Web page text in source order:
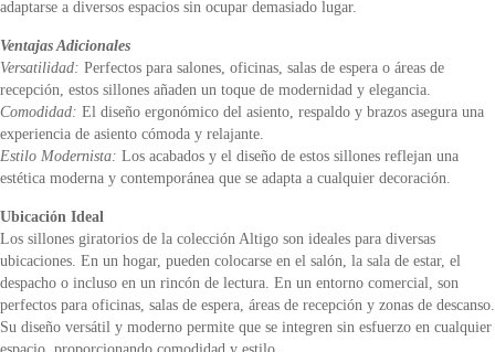
adaptarse a diversos espacios sin ocupar demasiado lugar.
Ventajas Adicionales
Versatilidad: Perfectos para salones, oficinas, salas de espera o áreas de
recepción, estos sillones añaden un toque de modernidad y elegancia.
Comodidad: El diseño ergonómico del asiento, respaldo y brazos asegura una
experiencia de asiento cómoda y relajante.
Estilo Modernista: Los acabados y el diseño de estos sillones reflejan una
estética moderna y contemporánea que se adapta a cualquier decoración.
Ubicación Ideal
Los sillones giratorios de la colección Altigo son ideales para diversas
ubicaciones. En un hogar, pueden colocarse en el salón, la sala de estar, el
despacho o incluso en un rincón de lectura. En un entorno comercial, son
perfectos para oficinas, salas de espera, áreas de recepción y zonas de descanso.
Su diseño versátil y moderno permite que se integren sin esfuerzo en cualquier